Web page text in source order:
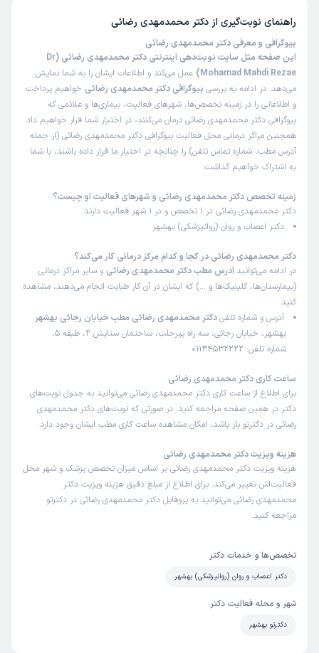
راهنمای نوبت‌گیری از دکتر محمدمهدی رضائی
بیوگرافی و معرفی دکتر محمدمهدی رضائی
این صفحه مثل سایت نوبت‌دهی اینترنتی دکتر محمدمهدی رضائی (Dr
Mohamad Mahdi Rezae)
عمل می‌کند و اطلاعات ایشان را به شما نمایش
می‌دهد. در ادامه به بررسی بیوگرافی دکتر محمدمهدی رضائی خواهیم پرداخت
و اطلاعاتی را در زمینه تخصص‌ها، شهرهای فعالیت، بیماری‌ها و علائمی که
بیوگرافی دکتر محمدمهدی رضائی درمان می‌کنند، در اختیار شما قرار خواهیم داد.
همچنین مراکز درمانی محل فعالیت بیوگرافی دکتر محمدمهدی رضائی (از جمله
آدرس مطب، شماره تماس تلفن) را چنانچه در اختیار ما قرار داده باشند، با شما
به اشتراک خواهیم گذاشت.
زمینه تخصص دکتر محمدمهدی رضائی و شهرهای فعالیت او چیست؟
دکتر محمدمهدی رضائی در 1 تخصص و در 1 شهر فعالیت دارند:
دکتر اعصاب و روان (روانپزشکی) بهشهر
دکتر محمدمهدی رضائی در کجا و کدام مرکز درمانی کار می‌کند؟
در ادامه می‌توانید آدرس مطب دکتر محمدمهدی رضائی و سایر مراکز درمانی
(بیمارستان‌ها، کلینیک‌ها و …) که ایشان در آن کار طبابت انجام می‌دهند، مشاهده
کنید:
آدرس و شماره تلفندکتر محمدمهدی رضائی مطب خیابان رجائی بهشهر
بهشهر،‌ خیابان رجائی، سه راه پیرحلب،‌ ساختمان ستایش 2، طبقه 5،
شماره تلفن: 01134532222
ساعت کاری دکتر محمدمهدی رضائی
برای اطلاع از ساعت کاری دکتر محمدمهدی رضائی می‌توانید به جدول نوبت‌های
دکتر در همین صفحه مراجعه کنید. در صورتی که نوبت‌های دکتر محمدمهدی
رضائی در دکترتو باز باشد، امکان مشاهده ساعت کاری مطب ایشان وجود دارد.
هزینه ویزیت دکتر محمدمهدی رضائی
هزینه ویزیت دکتر محمدمهدی رضائی بر اساس میزان تخصص پزشک و شهر محل
فعالیت‌اش تغییر می‌کند. برای اطلاع از مبلغ دقیق هزینه ویزیت دکتر
محمدمهدی رضائی می‌توانید به پروفایل دکتر محمدمهدی رضائی در دکترتو
مراجعه کنید.
تخصص‌ها و خدمات دکتر
دکتر اعصاب و روان (روانپزشکی) بهشهر
شهر و محله فعالیت دکتر
دکترتو بهشهر